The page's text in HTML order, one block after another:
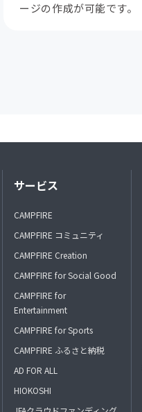
ージの作成が可能です。
サービス
CAMPFIRE
CAMPFIRE コミュニティ
CAMPFIRE Creation
CAMPFIRE for Social Good
CAMPFIRE for
Entertainment
CAMPFIRE for Sports
CAMPFIRE ふるさと納税
AD FOR ALL
HIOKOSHI